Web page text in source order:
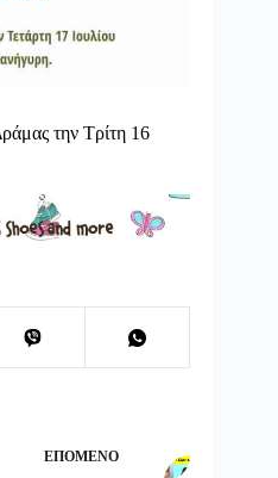
την Τρίτη 16
ΕΠΌΜΕΝΟ